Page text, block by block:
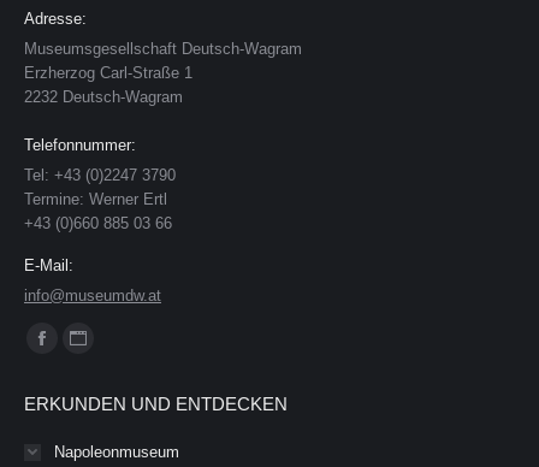
Adresse:
Museumsgesellschaft Deutsch-Wagram
Erzherzog Carl-Straße 1
2232 Deutsch-Wagram
Telefonnummer:
Tel: +43 (0)2247 3790
Termine: Werner Ertl
+43 (0)660 885 03 66
E-Mail:
info@museumdw.at
Finden Sie uns auf:
opensopens
in
ERKUNDEN UND ENTDECKEN
Napoleonmuseum